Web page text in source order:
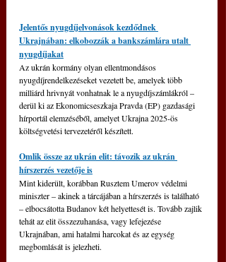
Jelentős nyugdíjelvonások kezdődnek
Ukrajnában: elkobozzák a bankszámlára utalt
nyugdíjakat
Az ukrán kormány olyan ellentmondásos
nyugdíjrendelkezéseket vezetett be, amelyek több
milliárd hrivnyát vonhatnak le a nyugdíjszámlákról –
derül ki az Ekonomicseszkaja Pravda (EP) gazdasági
hírportál elemzéséből, amelyet Ukrajna 2025-ös
költségvetési tervezetéről készített.
Omlik össze az ukrán elit: távozik az ukrán
hírszerzés vezetője is
Mint kiderült, korábban Rusztem Umerov védelmi
miniszter – akinek a tárcájában a hírszerzés is található
– elbocsátotta Budanov két helyettesét is. Tovább zajlik
tehát az elit összezuhanása, vagy lefejezése
Ukrajnában, ami hatalmi harcokat és az egység
megbomlását is jelezheti.